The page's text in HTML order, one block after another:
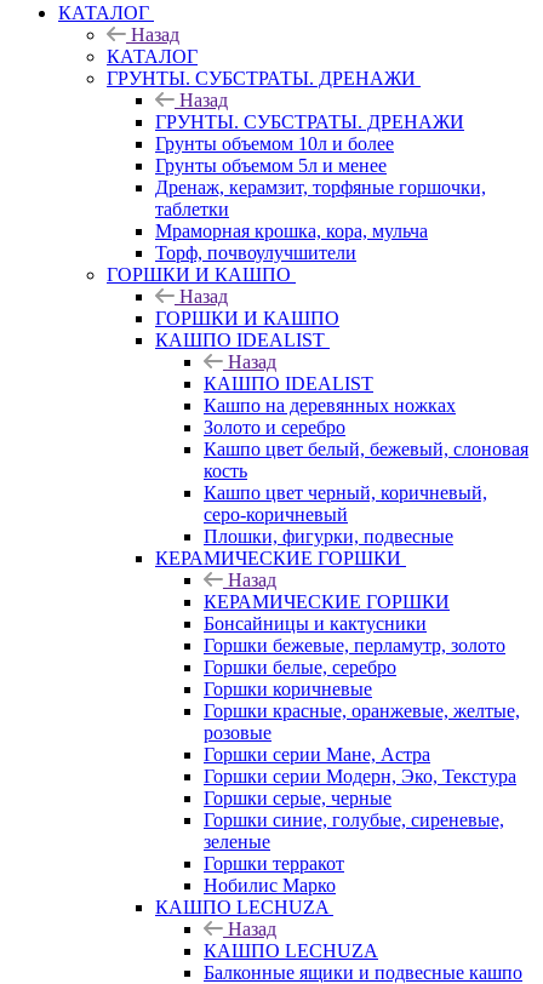
КАТАЛОГ
Назад
КАТАЛОГ
ГРУНТЫ. СУБСТРАТЫ. ДРЕНАЖИ
Назад
ГРУНТЫ. СУБСТРАТЫ. ДРЕНАЖИ
Грунты объемом 10л и более
Грунты объемом 5л и менее
Дренаж, керамзит, торфяные горшочки,
таблетки
Мраморная крошка, кора, мульча
Торф, почвоулучшители
ГОРШКИ И КАШПО
Назад
ГОРШКИ И КАШПО
КАШПО IDEALIST
Назад
КАШПО IDEALIST
Кашпо на деревянных ножках
Золото и серебро
Кашпо цвет белый, бежевый, слоновая
кость
Кашпо цвет черный, коричневый,
серо-коричневый
Плошки, фигурки, подвесные
КЕРАМИЧЕСКИЕ ГОРШКИ
Назад
КЕРАМИЧЕСКИЕ ГОРШКИ
Бонсайницы и кактусники
Горшки бежевые, перламутр, золото
Горшки белые, серебро
Горшки коричневые
Горшки красные, оранжевые, желтые,
розовые
Горшки серии Мане, Астра
Горшки серии Модерн, Эко, Текстура
Горшки серые, черные
Горшки синие, голубые, сиреневые,
зеленые
Горшки терракот
Нобилис Марко
КАШПО LECHUZA
Назад
КАШПО LECHUZA
Балконные ящики и подвесные кашпо